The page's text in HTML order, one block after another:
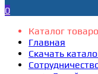
0
Каталог
Главная
Скачать